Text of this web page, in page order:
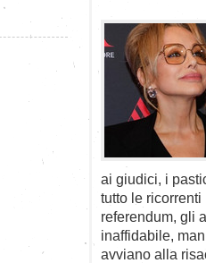
ai giudici, i
tutto le
referendum, gli
inaffidabile,
avviano alla